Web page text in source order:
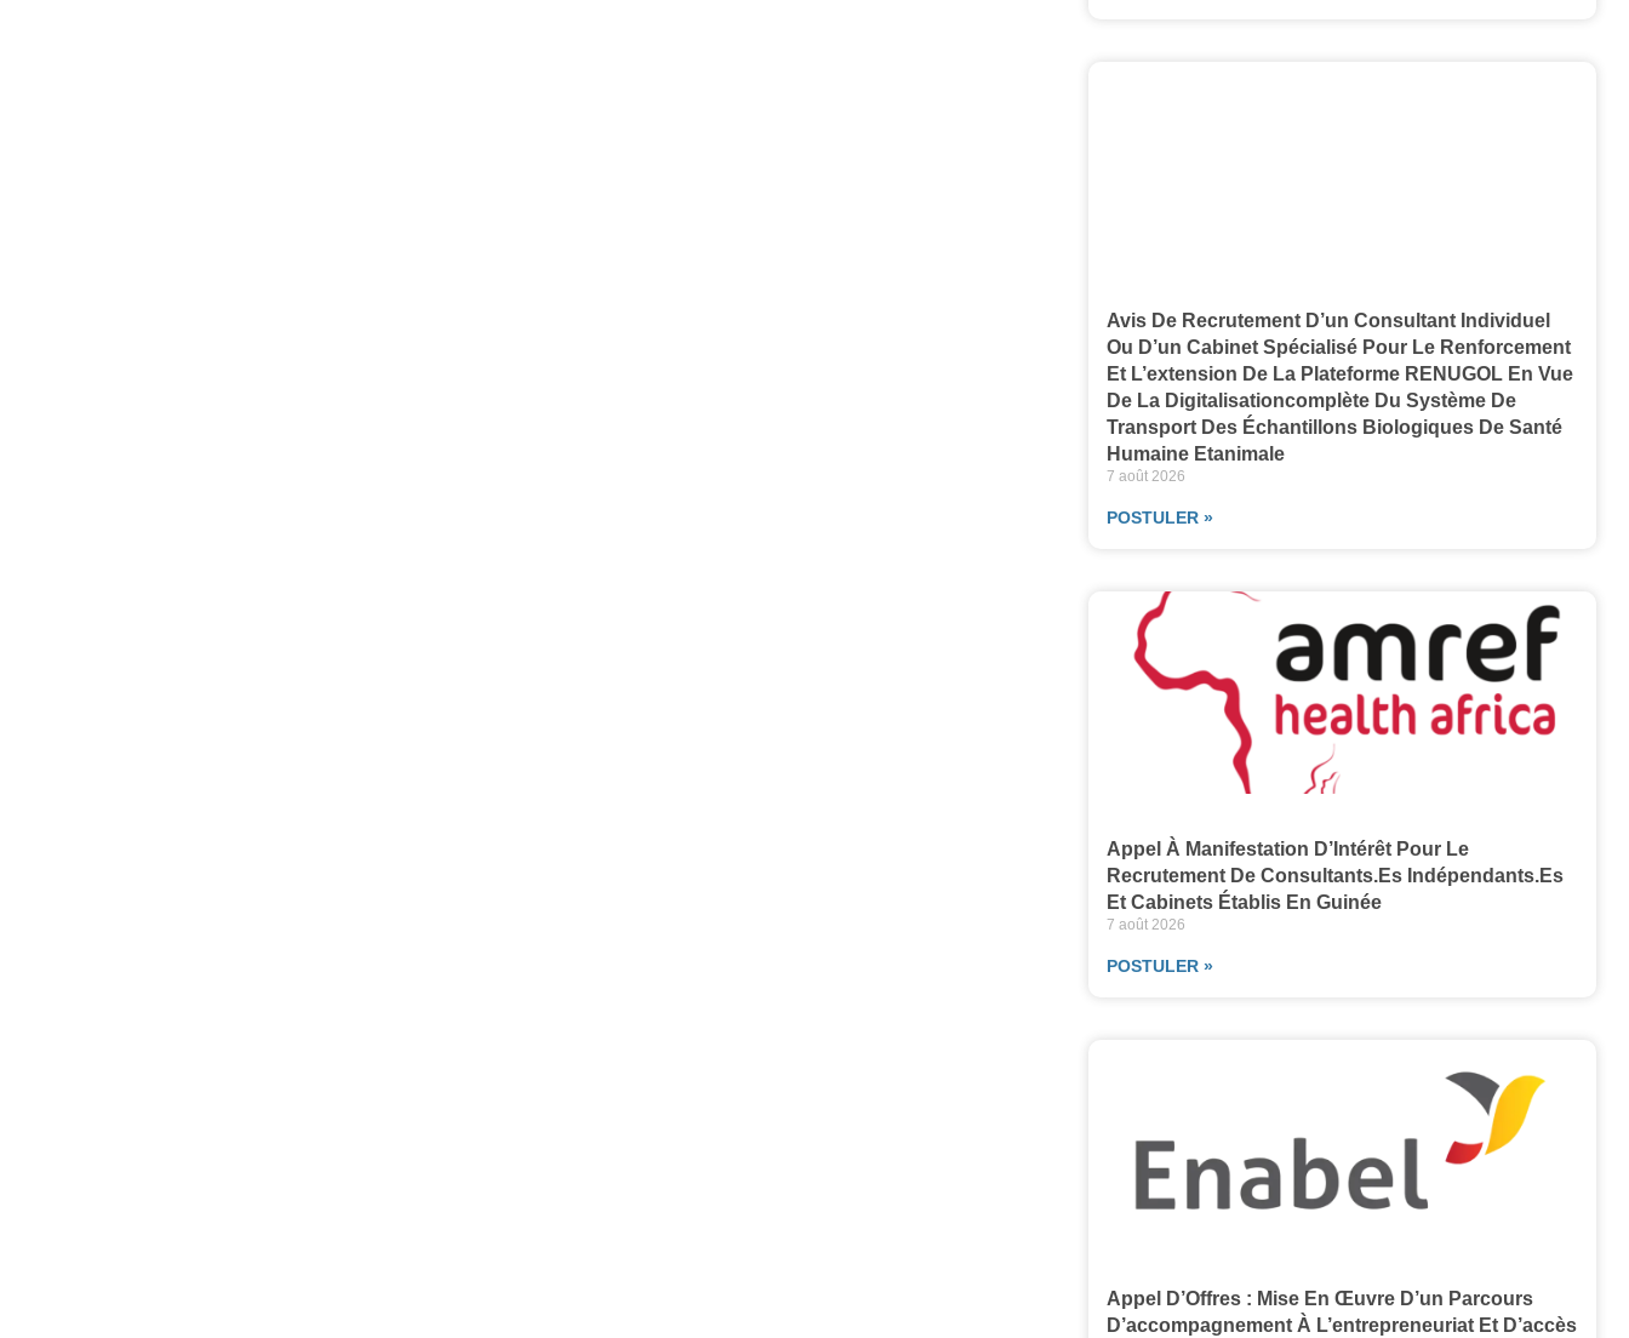
Avis De Recrutement D’un Consultant Individuel
Ou D’un Cabinet Spécialisé Pour Le Renforcement
Et L’extension De La Plateforme RENUGOL En Vue
De La Digitalisationcomplète Du Système De
Transport Des Échantillons Biologiques De Santé
Humaine Etanimale
7 août 2026
POSTULER »
Appel À Manifestation D’Intérêt Pour Le
Recrutement De Consultants.es Indépendants.es
Et Cabinets Établis En Guinée
7 août 2026
POSTULER »
Appel D’Offres : Mise En Œuvre D’un Parcours
D’accompagnement À L’entrepreneuriat Et D’accès